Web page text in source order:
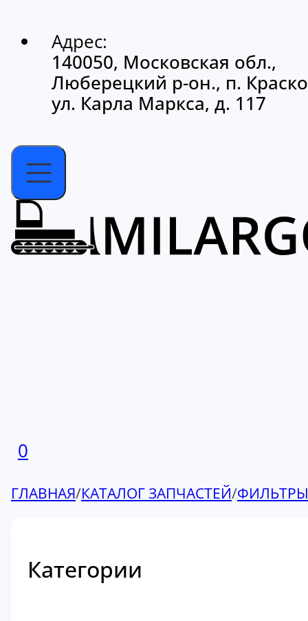
Адрес:
140050, Московская обл.,
Люберецкий р-он., п.
ул. Карла Маркса, д. 117
0
ГЛАВНАЯ/КАТАЛОГ ЗАПЧАСТЕЙ/ФИЛЬТРЫ
Категории